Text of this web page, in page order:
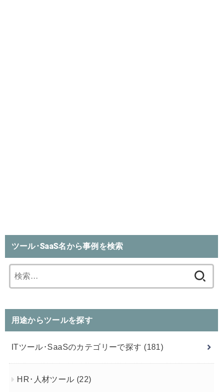
ツール･SaaS名から事例を検索
索:
用途からツールを探す
ITツール･SaaSのカテゴリーで探す (181)
HR･人材ツール (22)